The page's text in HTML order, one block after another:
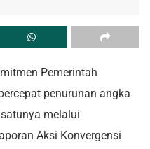
Pemerintah
penurunan angka
melalui
Aksi Konvergensi